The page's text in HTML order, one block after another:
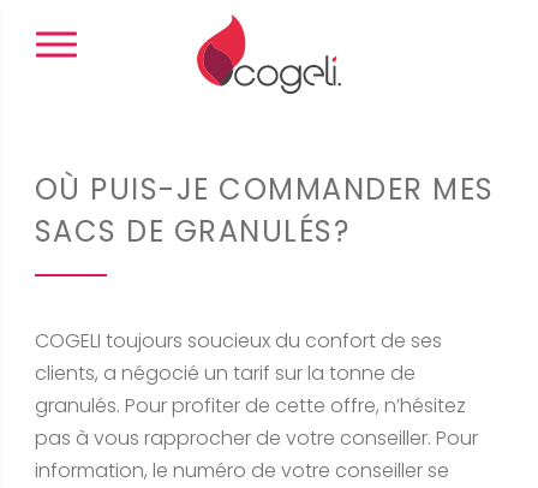
Panneau de gestion des cookies
OÙ PUIS-JE COMMANDER MES
SACS DE GRANULÉS?
COGELI toujours soucieux du confort de ses
clients, a négocié un tarif sur la tonne de
granulés. Pour profiter de cette offre, n’hésitez
pas à vous rapprocher de votre conseiller. Pour
information, le numéro de votre conseiller se